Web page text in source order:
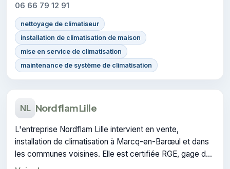
06 66 79 12 91
nettoyage de climatiseur
installation de climatisation de maison
mise en service de climatisation
maintenance de système de climatisation
NL Nordflam Lille
L'entreprise Nordflam Lille intervient en vente,
installation de climatisation à Marcq-en-Barœul et dans
les communes voisines. Elle est certifiée RGE, gage de
conformité sur les interventions réalisées.